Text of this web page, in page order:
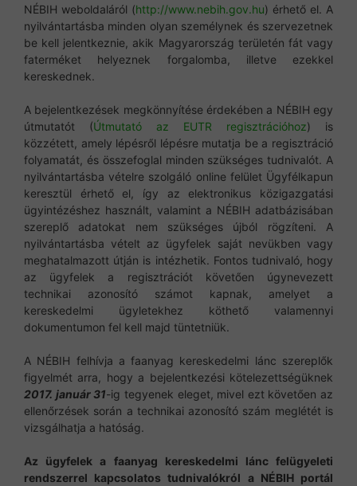
NÉBIH weboldaláról (http://www.nebih.gov.hu) érhető el. A
nyilvántartásba minden olyan személynek és szervezetnek
be kell jelentkeznie, akik Magyarország területén fát vagy
faterméket helyeznek forgalomba, illetve ezekkel
kereskednek.
A bejelentkezések megkönnyítése érdekében a NÉBIH egy
útmutatót (Útmutató az EUTR regisztrációhoz) is
közzétett, amely lépésről lépésre mutatja be a regisztráció
folyamatát, és összefoglal minden szükséges tudnivalót. A
nyilvántartásba vételre szolgáló online felület Ügyfélkapun
keresztül érhető el, így az elektronikus közigazgatási
ügyintézéshez használt, valamint a NÉBIH adatbázisában
szereplő adatokat nem szükséges újból rögzíteni. A
nyilvántartásba vételt az ügyfelek saját nevükben vagy
meghatalmazott útján is intézhetik. Fontos tudnivaló, hogy
az ügyfelek a regisztrációt követően úgynevezett
technikai azonosító számot kapnak, amelyet a
kereskedelmi ügyletekhez köthető valamennyi
dokumentumon fel kell majd tüntetniük.
A NÉBIH felhívja a faanyag kereskedelmi lánc szereplők
figyelmét arra, hogy a bejelentkezési kötelezettségüknek
2017. január 31-ig tegyenek eleget, mivel ezt követően az
ellenőrzések során a technikai azonosító szám meglétét is
vizsgálhatja a hatóság.
Az ügyfelek a faanyag kereskedelmi lánc felügyeleti
rendszerrel kapcsolatos tudnivalókról a NÉBIH portál